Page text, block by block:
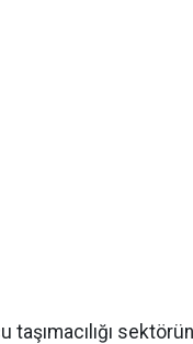
taşımacılığı